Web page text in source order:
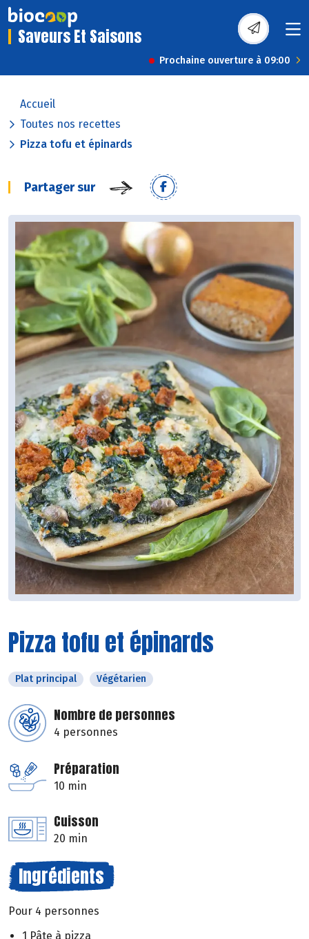
Saveurs Et Saisons
Prochaine ouverture à 09:00
Accueil
Toutes nos recettes
Pizza tofu et épinards
Partager sur
Pizza tofu et épinards
Plat principal Végétarien
Nombre de personnes
4 personnes
Préparation
10 min
Cuisson
20 min
Ingrédients
Pour 4 personnes
1 Pâte à pizza